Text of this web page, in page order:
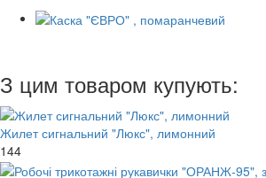
З цим товаром купують:
Жилет сигнальний "Люкс", лимонний
144